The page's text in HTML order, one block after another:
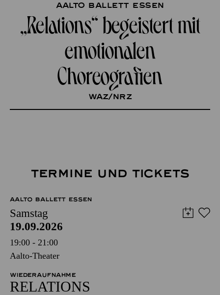
Aalto Ballett Essen
„Relations“ begeistert mit
emotionalen
Choreografien
WAZ/NRZ
TERMINE UND TICKETS
AALTO BALLETT ESSEN
Samstag
19.09.2026
19:00 - 21:00
Aalto-Theater
WIEDERAUFNAHME
RELATIONS